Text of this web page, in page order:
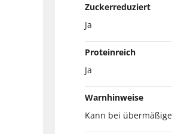
Zuckerreduziert
Ja
Proteinreich
Ja
Warnhinweise
Kann bei